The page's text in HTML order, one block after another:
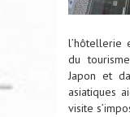
l’hôtellerie
du
Japon et
asiatiques
visite